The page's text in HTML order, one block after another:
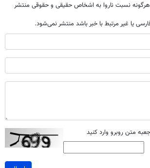
نسبت ناروا به اشخاص حقیقی و حقوقی منتشر
یا غیر مرتبط با خبر باشد منتشر نمی‌شود.
متن روبرو وارد کنید